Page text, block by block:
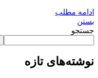
ادامه مطلب
بستن
جستجو
نوشته‌های تازه